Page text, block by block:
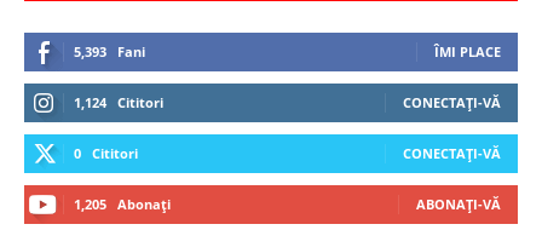
5,393 Fani ÎMI PLACE
1,124 Cititori CONECTAȚI-VĂ
0 Cititori CONECTAȚI-VĂ
1,205 Abonați ABONAȚI-VĂ